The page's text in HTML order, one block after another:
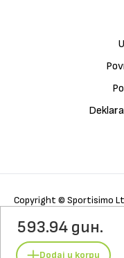
Kupi Galerija
Materijali
593.94 дин.
Dodaj u korpu
Copyright © Sportisimo